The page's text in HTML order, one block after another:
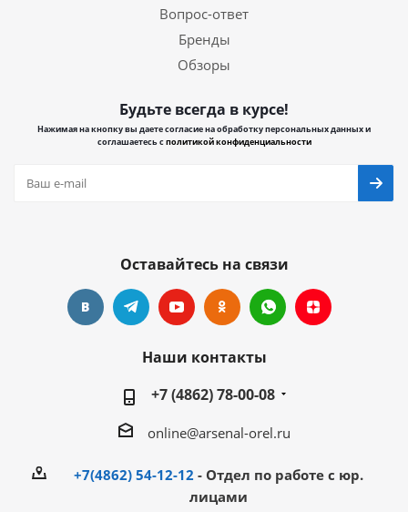
Вопрос-ответ
Бренды
Обзоры
Будьте всегда в курсе!
Нажимая на кнопку вы даете согласие на обработку персональных данных и
соглашаетесь сполитикой конфиденциальности
Оставайтесь на связи
Наши контакты
+7 (4862) 78-00-08
online@arsenal-orel.ru
+7(4862) 54-12-12 - Отдел по работе с юр.
лицами